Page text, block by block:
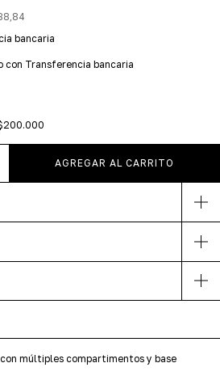
bancaria
con Transferencia bancaria
múltiples compartimentos y base